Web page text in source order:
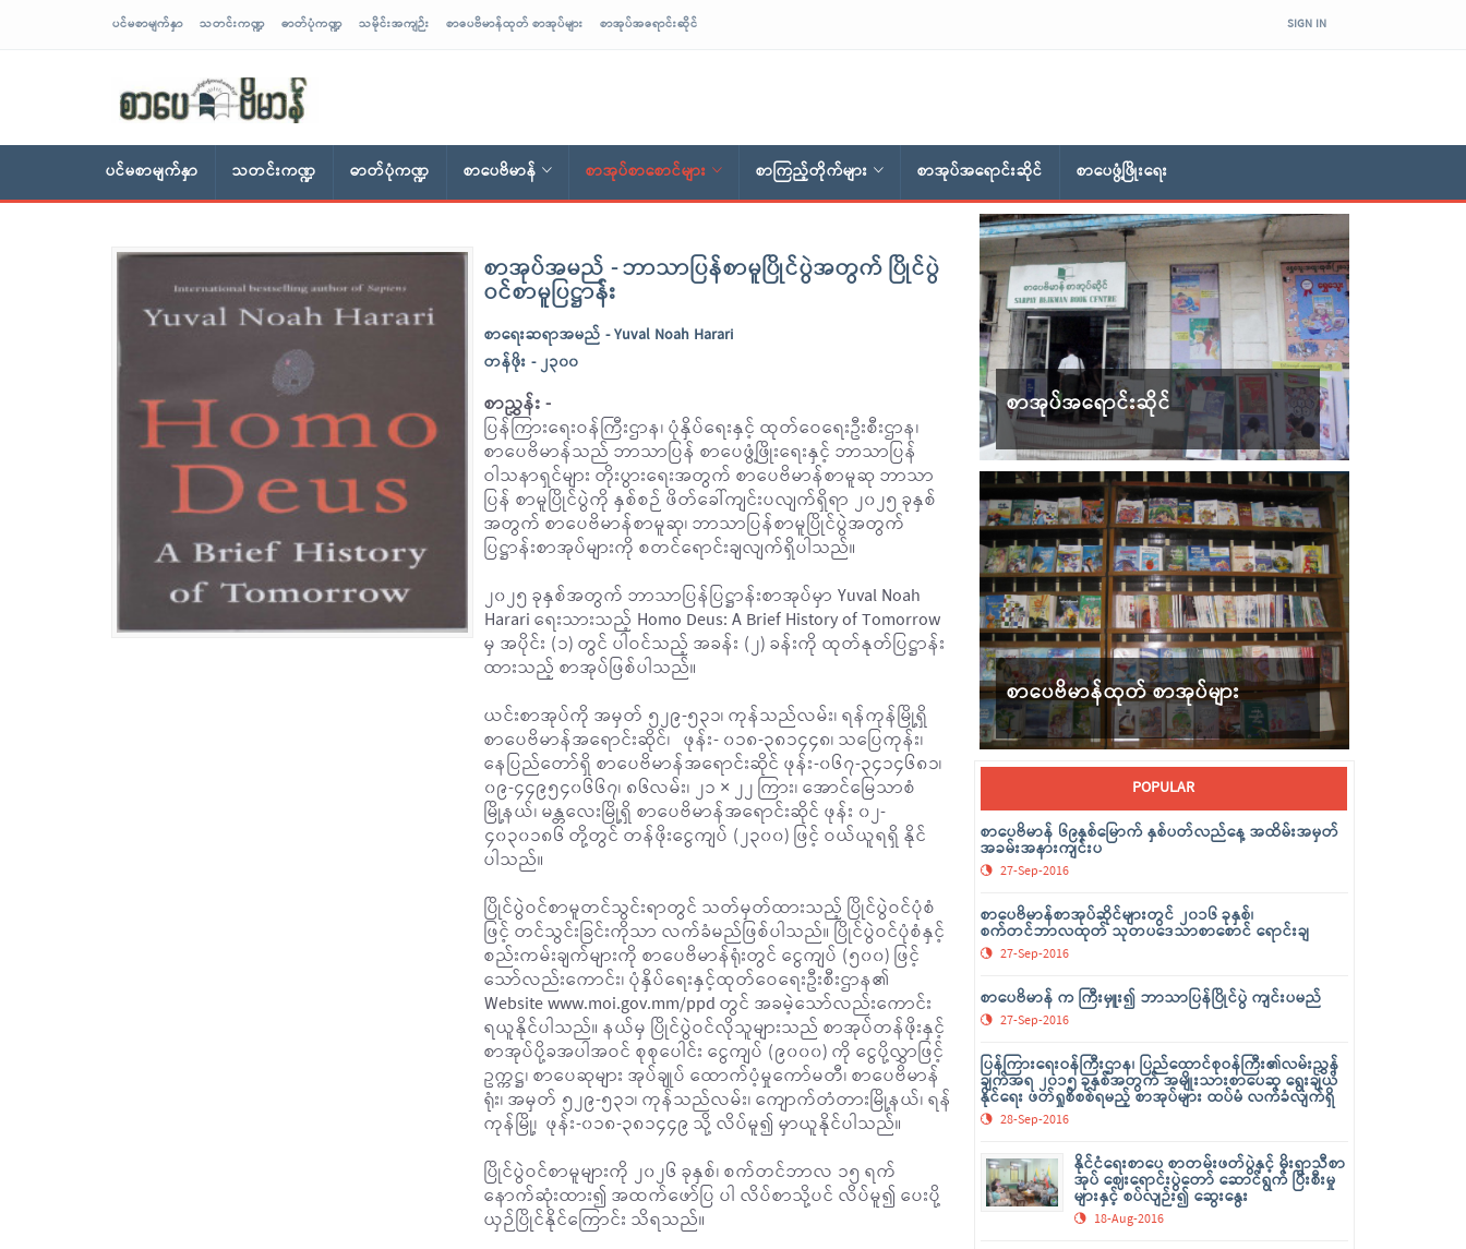
ပင်မစာမျက်နှာ သတင်းကဏ္ဍ ဓာတ်ပုံကဏ္ဍ သမိုင်းအကျဉ်း စာပေဗိမာန်ထုတ် စာအုပ်များ စာအုပ်အရောင်းဆိုင် SIGN IN
ပင်မစာမျက်နှာ သတင်းကဏ္ဍ ဓာတ်ပုံကဏ္ဍ စာပေဗိမာန် စာအုပ်စာစောင်များ စာကြည့်တိုက်များ စာအုပ်အရောင်းဆိုင် စာပေဖွံ့ဖြိုးရေး
စာအုပ်အမည် - ဘာသာပြန်စာမူပြိုင်ပွဲအတွက် ပြိုင်ပွဲ
ဝင်စာမူပြဋ္ဌာန်း
စာရေးဆရာအမည် - Yuval Noah Harari
တန်ဖိုး - ၂၃၀၀
စာညွှန်း -
ပြန်ကြားရေးဝန်ကြီးဌာန၊ ပုံနှိပ်ရေးနှင့် ထုတ်ဝေရေးဦးစီးဌာန၊
စာပေဗိမာန်သည် ဘာသာပြန် စာပေဖွံ့ဖြိုးရေးနှင့် ဘာသာပြန်
ဝါသနာရှင်များ တိုးပွားရေးအတွက် စာပေဗိမာန်စာမူဆု ဘာသာ
ပြန် စာမူပြိုင်ပွဲကို နှစ်စဉ် ဖိတ်ခေါ်ကျင်းပလျက်ရှိရာ ၂၀၂၅ ခုနှစ်
အတွက် စာပေဗိမာန်စာမူဆု၊ ဘာသာပြန်စာမူပြိုင်ပွဲအတွက်
ပြဋ္ဌာန်းစာအုပ်များကို စတင်ရောင်းချလျက်ရှိပါသည်။
၂၀၂၅ ခုနှစ်အတွက် ဘာသာပြန်ပြဋ္ဌာန်းစာအုပ်မှာ Yuval Noah
Harari ရေးသားသည့် Homo Deus: A Brief History of Tomorrow
မှ အပိုင်း (၁) တွင် ပါဝင်သည့် အခန်း (၂) ခန်းကို ထုတ်နုတ်ပြဋ္ဌာန်း
ထားသည့် စာအုပ်ဖြစ်ပါသည်။
ယင်းစာအုပ်ကို အမှတ် ၅၂၉-၅၃၁၊ ကုန်သည်လမ်း၊ ရန်ကုန်မြို့ရှိ
စာပေဗိမာန်အရောင်းဆိုင်၊ ဖုန်း- ၀၁၈-၃၈၁၄၄၈၊ သပြေကုန်း၊
နေပြည်တော်ရှိ စာပေဗိမာန်အရောင်းဆိုင် ဖုန်း-၀၆၇-၃၄၁၄၆၈၁၊
၀၉-၄၄၉၅၄၀၆၆၇၊ ၈၆လမ်း၊ ၂၁ × ၂၂ ကြား၊ အောင်မြေသာစံ
မြို့နယ်၊ မန္တလေးမြို့ရှိ စာပေဗိမာန်အရောင်းဆိုင် ဖုန်း ၀၂-
၄၀၃၀၁၈၆ တို့တွင် တန်ဖိုးငွေကျပ် (၂၃၀၀) ဖြင့် ဝယ်ယူရရှိ နိုင်
ပါသည်။
ပြိုင်ပွဲဝင်စာမူတင်သွင်းရာတွင် သတ်မှတ်ထားသည့် ပြိုင်ပွဲဝင်ပုံစံ
ဖြင့် တင်သွင်းခြင်းကိုသာ လက်ခံမည်ဖြစ်ပါသည်။ ပြိုင်ပွဲဝင်ပုံစံနှင့်
စည်းကမ်းချက်များကို စာပေဗိမာန်ရုံးတွင် ငွေကျပ် (၅၀၀) ဖြင့်
သော်လည်းကောင်း၊ ပုံနှိပ်ရေးနှင့်ထုတ်ဝေရေးဦးစီးဌာန၏
Website www.moi.gov.mm/ppd တွင် အခမဲ့သော်လည်းကောင်း
ရယူနိုင်ပါသည်။ နယ်မှ ပြိုင်ပွဲဝင်လိုသူများသည် စာအုပ်တန်ဖိုးနှင့်
စာအုပ်ပို့ခအပါအဝင် စုစုပေါင်း ငွေကျပ် (၉၀၀၀) ကို ငွေပို့လွှာဖြင့်
ဥက္ကဋ္ဌ၊ စာပေဆုများ အုပ်ချုပ် ထောက်ပံ့မှုကော်မတီ၊ စာပေဗိမာန်
ရုံး၊ အမှတ် ၅၂၉-၅၃၁၊ ကုန်သည်လမ်း၊ ကျောက်တံတားမြို့နယ်၊ ရန်
ကုန်မြို့၊ ဖုန်း-၀၁၈-၃၈၁၄၄၉ သို့ လိပ်မူ၍ မှာယူနိုင်ပါသည်။
ပြိုင်ပွဲဝင်စာမူများကို ၂၀၂၆ ခုနှစ်၊ စက်တင်ဘာလ ၁၅ ရက်
နောက်ဆုံးထား၍ အထက်ဖော်ပြ ပါ လိပ်စာသို့ပင် လိပ်မူ၍ ပေးပို့
ယှဉ်ပြိုင်နိုင်ကြောင်း သိရသည်။
စာအုပ်အရောင်းဆိုင်
စာပေဗိမာန်ထုတ် စာအုပ်များ
POPULAR
စာပေဗိမာန် ၆၉နှစ်မြောက် နှစ်ပတ်လည်နေ့ အထိမ်းအမှတ်
အခမ်းအနားကျင်းပ
27-Sep-2016
စာပေဗိမာန်စာအုပ်ဆိုင်များတွင် ၂၀၁၆ ခုနှစ်၊
စက်တင်ဘာလထုတ် သုတပဒေသာစာစောင် ရောင်းချ
27-Sep-2016
စာပေဗိမာန် က ကြီးမှူး၍ ဘာသာပြန်ပြိုင်ပွဲ ကျင်းပမည်
27-Sep-2016
ပြန်ကြားရေးဝန်ကြီးဌာန၊ ပြည်ထောင်စုဝန်ကြီး၏လမ်းညွှန်
ချက်အရ ၂၀၁၅ ခုနှစ်အတွက် အမျိုးသားစာပေဆု ရွေးချယ်
နိုင်ရေး ဖတ်ရှုစိစစ်ရမည့် စာအုပ်များ ထပ်မံ လက်ခံလျက်ရှိ
28-Sep-2016
နိုင်ငံရေးစာပေ စာတမ်းဖတ်ပွဲနှင့် မိုးရာသီစာ
အုပ် ဈေးရောင်းပွဲတော် ဆောင်ရွက် ပြီးစီးမှု
များနှင့် စပ်လျဉ်း၍ ဆွေးနွေး
18-Aug-2016